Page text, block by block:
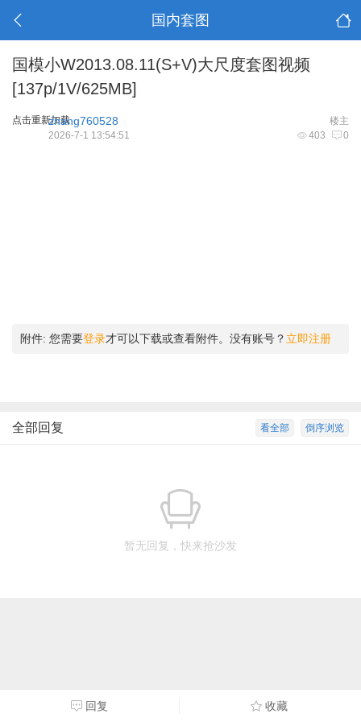
国内套图
国模小W2013.08.11(S+V)大尺度套图视频
[137p/1V/625MB]
点击重新加载 楼主
zhang760528
403 0
2026-7-1 13:54:51
附件: 您需要登录才可以下载或查看附件。没有账号？ 立即注册
倒序浏览
看全部
全部回复
暂无回复，快来抢沙发
回复 收藏